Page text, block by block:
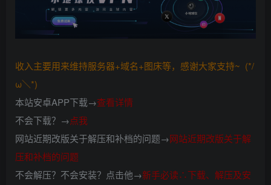
收入主要用来维持服务器+域名+图床等，感谢大家支持~ (*/
ω＼*)
本站安卓APP下载→查看详情
不会下载？→点我
网站近期改版关于解压和补档的问题→网站近期改版关于解
压和补档的问题
不会解压？不会安装？点击他→新手必读∴下载、解压及安